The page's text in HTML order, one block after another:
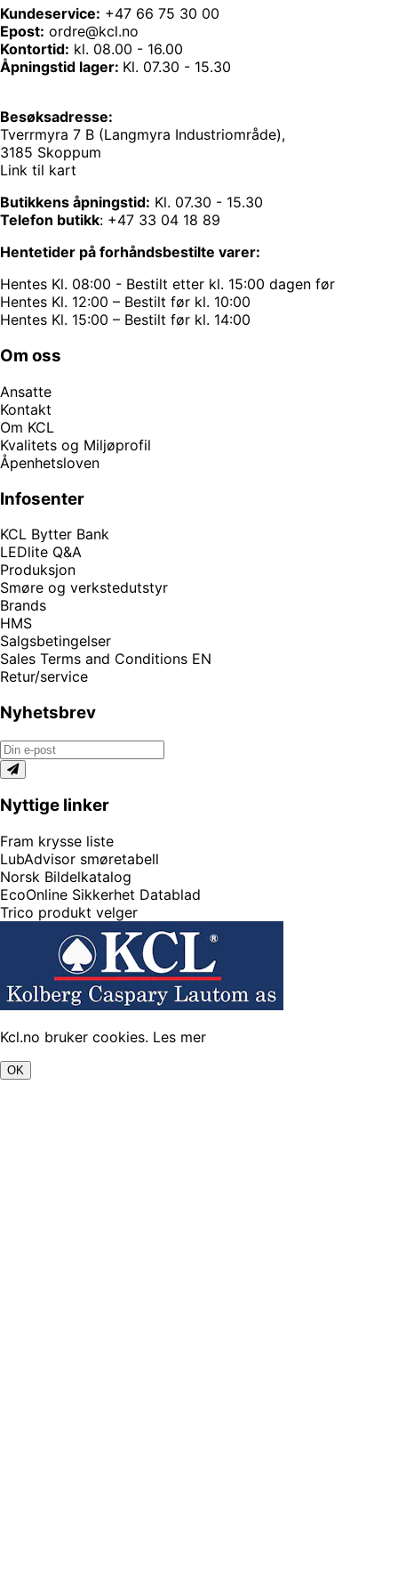
Kundeservice: +47 66 75 30 00
Epost: ordre@kcl.no
Kontortid: kl. 08.00 - 16.00
Åpningstid lager: Kl. 07.30 - 15.30
Besøksadresse:
Tverrmyra 7 B (Langmyra Industriområde),
3185 Skoppum
Link til kart
Butikkens åpningstid: Kl. 07.30 - 15.30
Telefon butikk: +47 33 04 18 89
Hentetider på forhåndsbestilte varer:
Hentes Kl. 08:00 - Bestilt etter kl. 15:00 dagen før
Hentes Kl. 12:00 – Bestilt før kl. 10:00
Hentes Kl. 15:00 – Bestilt før kl. 14:00
Om oss
Ansatte
Kontakt
Om KCL
Kvalitets og Miljøprofil
Åpenhetsloven
Infosenter
KCL Bytter Bank
LEDlite Q&A
Produksjon
Smøre og verkstedutstyr
Brands
HMS
Salgsbetingelser
Sales Terms and Conditions EN
Retur/service
Nyhetsbrev
Nyttige linker
Fram krysse liste
LubAdvisor smøretabell
Norsk Bildelkatalog
EcoOnline Sikkerhet Datablad
Trico produkt velger
Kcl.no bruker cookies. Les mer
OK